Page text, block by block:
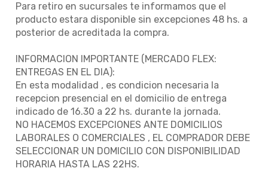
Para retiro en sucursales te informamos que el
producto estara disponible sin excepciones 48 hs. a
posterior de acreditada la compra.
INFORMACION IMPORTANTE (MERCADO FLEX:
ENTREGAS EN EL DIA):
En esta modalidad , es condicion necesaria la
recepcion presencial en el domicilio de entrega
indicado de 16.30 a 22 hs. durante la jornada.
NO HACEMOS EXCEPCIONES ANTE DOMICILIOS
LABORALES O COMERCIALES , EL COMPRADOR DEBE
SELECCIONAR UN DOMICILIO CON DISPONIBILIDAD
HORARIA HASTA LAS 22HS.